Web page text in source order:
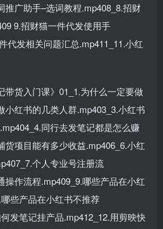
推广助手–选词教程.mp408_8.招财
9.招财猫一件代发使用手
代发相关问题汇总.mp411_11.小红
带货入门课》01_1.为什么一定要做
小红书的几类人群.mp403_3.小红书
同行去发笔记都是怎么赚
货项目能有多少收益.mp406_6.小红
个人专业号注册流
操作流程.mp409_9.哪些产品在小红
些产品在小红书不推荐
发笔记挂产品.mp412_12.用剪映快